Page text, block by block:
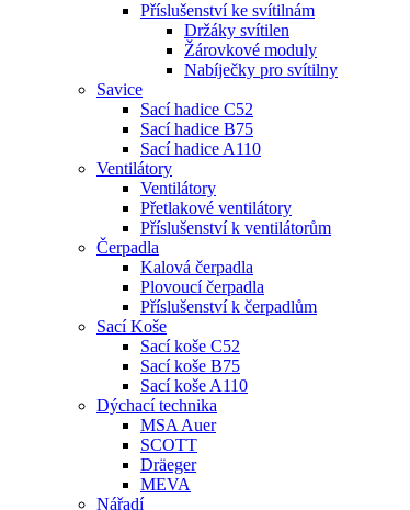
Příslušenství ke svítilnám
Držáky svítilen
Žárovkové moduly
Nabíječky pro svítilny
Savice
Sací hadice C52
Sací hadice B75
Sací hadice A110
Ventilátory
Ventilátory
Přetlakové ventilátory
Příslušenství k ventilátorům
Čerpadla
Kalová čerpadla
Plovoucí čerpadla
Příslušenství k čerpadlům
Sací Koše
Sací koše C52
Sací koše B75
Sací koše A110
Dýchací technika
MSA Auer
SCOTT
Dräeger
MEVA
Nářadí